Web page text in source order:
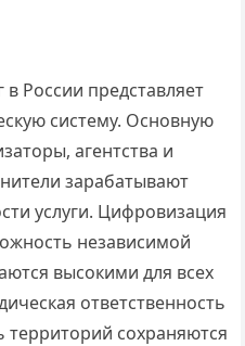
России представляет
систему. Основную
агентства и
зарабатывают
услуги. Цифровизация
независимой
высокими для всех
ответственность
сохраняются